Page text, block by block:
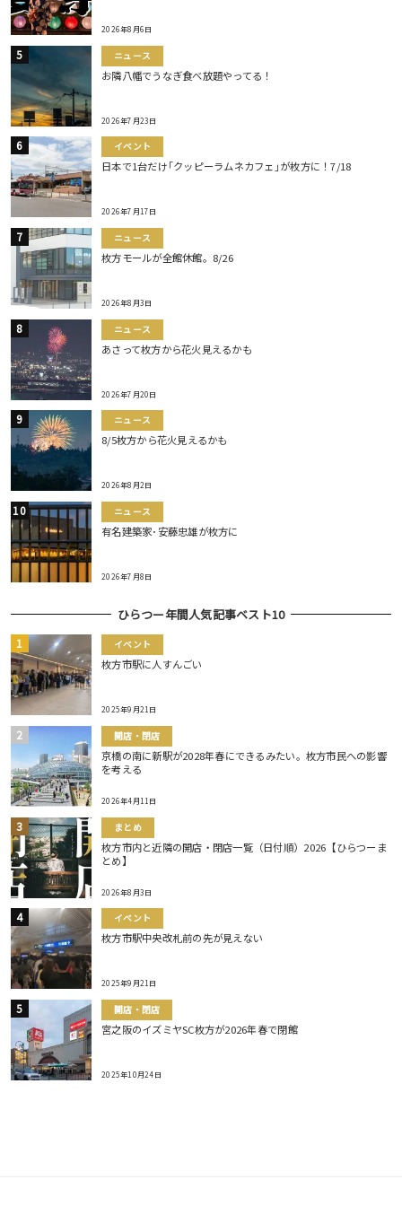
2026年8月6日
ニュース
お隣八幡でうなぎ食べ放題やってる！
2026年7月23日
イベント
日本で1台だけ｢クッピーラムネカフェ｣が枚方に！7/18
2026年7月17日
ニュース
枚方モールが全館休館。8/26
2026年8月3日
ニュース
あさって枚方から花火見えるかも
2026年7月20日
ニュース
8/5枚方から花火見えるかも
2026年8月2日
ニュース
有名建築家･安藤忠雄が枚方に
2026年7月8日
ひらつー年間人気記事ベスト10
イベント
枚方市駅に人すんごい
2025年9月21日
開店・閉店
京橋の南に新駅が2028年春にできるみたい。枚方市民への影響
を考える
2026年4月11日
まとめ
枚方市内と近隣の開店・閉店一覧（日付順）2026【ひらつーま
とめ】
2026年8月3日
イベント
枚方市駅中央改札前の先が見えない
2025年9月21日
開店・閉店
宮之阪のイズミヤSC枚方が2026年春で閉館
2025年10月24日